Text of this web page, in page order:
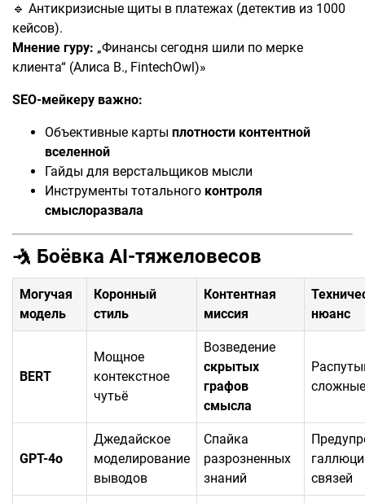
🔹 Антикризисные щиты в платежах (детектив из 1000
кейсов).
Мнение гуру: „Финансы сегодня шили по мерке
клиента“ (Алиса В., FintechOwl)»
SEO-мейкеру важно:
Объективные карты плотности контентной
вселенной
Гайды для верстальщиков мысли
Инструменты тотального контроля
смыслоразвала
🤺 Боёвка AI-тяжеловесов
Могучая
модель
Коронный
стиль
Контентная
миссия
нюанс
BERT
Мощное
контекстное
чутьё
Возведение
скрытых
графов
смысла
GPT-4o
Джедайское
моделирование
выводов
Спайка
разрозненных
знаний
связей